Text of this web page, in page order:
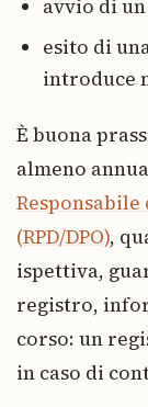
avvio di
esito di
introduce
È buona
almeno
(RPD/DPO),
ispettiva,
registro,
corso: un
in caso di